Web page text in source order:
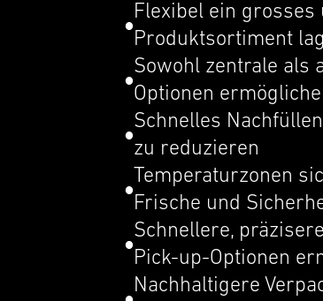
Flexi­bel ein
Produk­t­sor­ti­ment
Sowohl zentrale als
Optionen
Schnelles
zu reduzieren
Temper­atur­zo­nen
Frische und
Schnellere,
Pick-up-Optionen
Nachhaltigere